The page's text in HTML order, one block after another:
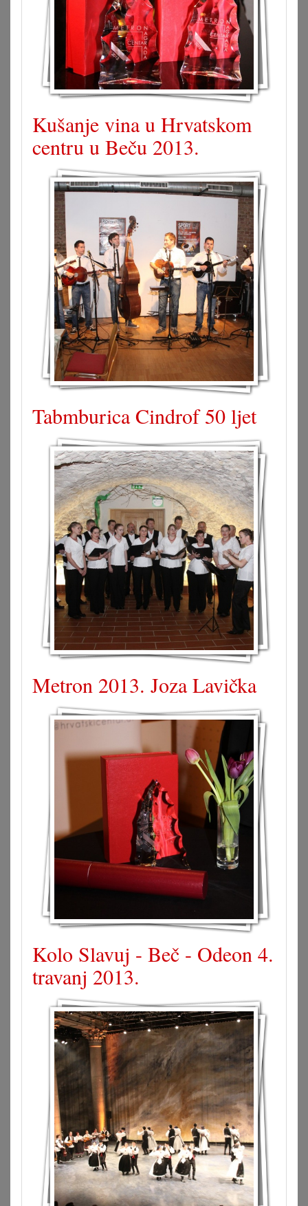
Kušanje vina u Hrvatskom
centru u Beču 2013.
Tabmburica Cindrof 50 ljet
Metron 2013. Joza Lavička
Kolo Slavuj - Beč - Odeon 4.
travanj 2013.